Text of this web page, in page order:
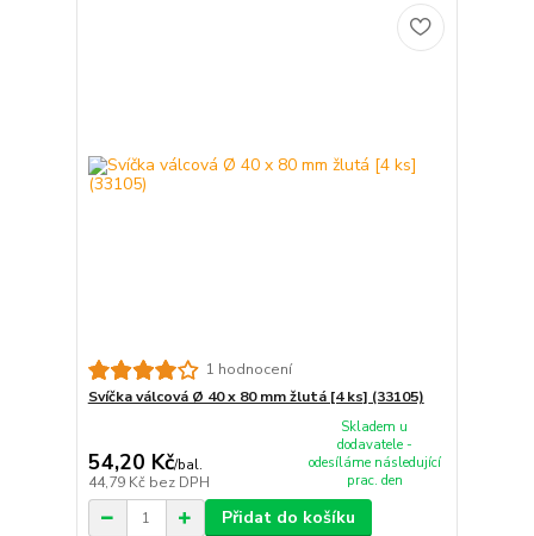
1 hodnocení
Svíčka válcová Ø 40 x 80 mm žlutá [4 ks] (33105)
54,20 Kč/bal.
44,79 Kč bez DPH
Skladem u
dodavatele -
odesíláme následující
prac. den
Přidat do košíku